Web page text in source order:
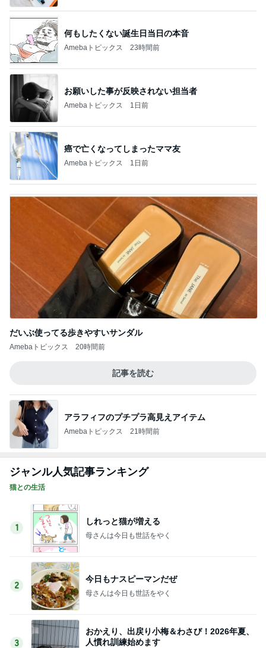
何もしたくない誕生日当日の本音
Amebaトピックス 23時間前
お願いした事が反映されない担当者
Amebaトピックス 1日前
癌で亡くなってしまったママ友
Amebaトピックス 1日前
だいぶ使ってる歩きやすいサンダル
Amebaトピックス 20時間前
記事を読む
アラフィフのプチプラ高見えアイテム
Amebaトピックス 21時間前
ジャンル人気記事ランキング
猫との生活
1
しれっと猫が増える
母さんは今日も世話をやく
2
今日もナスピーマンだぜ
母さんは今日も世話をやく
3
おかえり、出戻り小梅＆わさび！2026年夏、
人慣れ訓練始めます